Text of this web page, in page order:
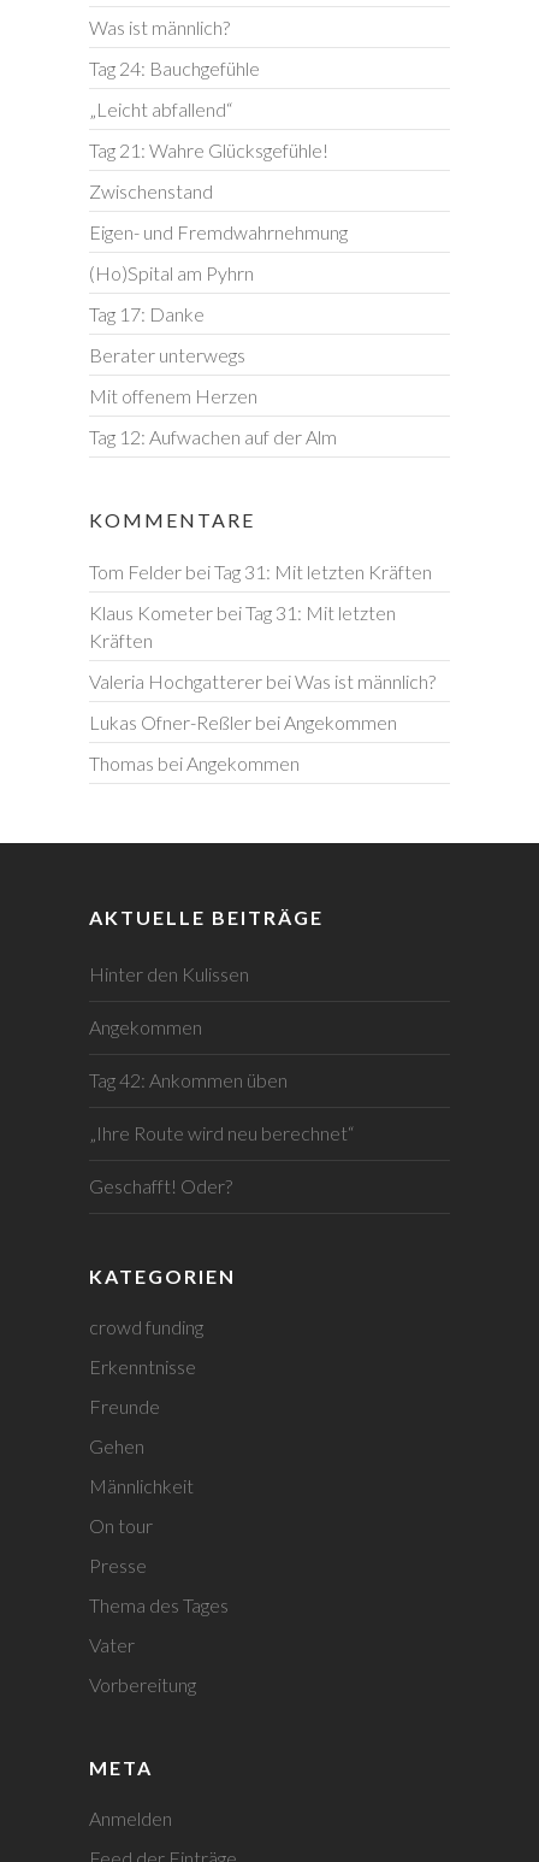
Was ist männlich?
Tag 24: Bauchgefühle
„Leicht abfallend“
Tag 21: Wahre Glücksgefühle!
Zwischenstand
Eigen- und Fremdwahrnehmung
(Ho)Spital am Pyhrn
Tag 17: Danke
Berater unterwegs
Mit offenem Herzen
Tag 12: Aufwachen auf der Alm
KOMMENTARE
Tom Felder beiTag 31: Mit letzten Kräften
Klaus Kometer beiTag 31: Mit letzten
Kräften
Valeria Hochgatterer beiWas ist männlich?
Lukas Ofner-Reßler beiAngekommen
Thomas beiAngekommen
AKTUELLE BEITRÄGE
Hinter den Kulissen
Angekommen
Tag 42: Ankommen üben
„Ihre Route wird neu berechnet“
Geschafft! Oder?
KATEGORIEN
crowd funding
Erkenntnisse
Freunde
Gehen
Männlichkeit
On tour
Presse
Thema des Tages
Vater
Vorbereitung
META
Anmelden